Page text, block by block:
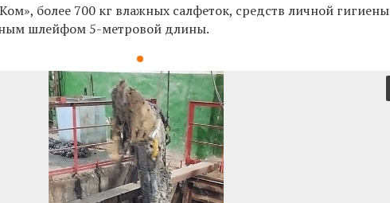
более 700 кг влажных салфеток, средств личной гигиены
шлейфом 5-метровой длины.